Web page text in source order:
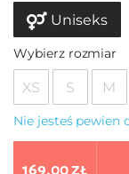
Uniseks
Wybierz rozmiar
XS S M
Nie jesteś pewien
169,00 zł